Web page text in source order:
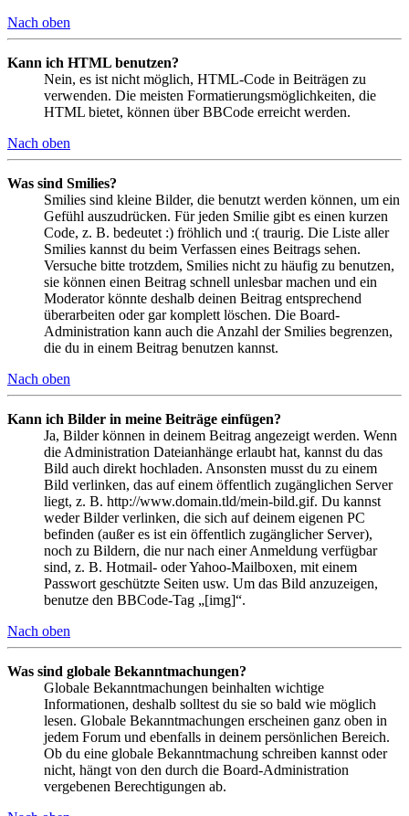
Nach oben
Kann ich HTML benutzen?
Nein, es ist nicht möglich, HTML-Code in Beiträgen zu
verwenden. Die meisten Formatierungsmöglichkeiten, die
HTML bietet, können über BBCode erreicht werden.
Nach oben
Was sind Smilies?
Smilies sind kleine Bilder, die benutzt werden können, um ein
Gefühl auszudrücken. Für jeden Smilie gibt es einen kurzen
Code, z. B. bedeutet :) fröhlich und :( traurig. Die Liste aller
Smilies kannst du beim Verfassen eines Beitrags sehen.
Versuche bitte trotzdem, Smilies nicht zu häufig zu benutzen,
sie können einen Beitrag schnell unlesbar machen und ein
Moderator könnte deshalb deinen Beitrag entsprechend
überarbeiten oder gar komplett löschen. Die Board-
Administration kann auch die Anzahl der Smilies begrenzen,
die du in einem Beitrag benutzen kannst.
Nach oben
Kann ich Bilder in meine Beiträge einfügen?
Ja, Bilder können in deinem Beitrag angezeigt werden. Wenn
die Administration Dateianhänge erlaubt hat, kannst du das
Bild auch direkt hochladen. Ansonsten musst du zu einem
Bild verlinken, das auf einem öffentlich zugänglichen Server
liegt, z. B. http://www.domain.tld/mein-bild.gif. Du kannst
weder Bilder verlinken, die sich auf deinem eigenen PC
befinden (außer es ist ein öffentlich zugänglicher Server),
noch zu Bildern, die nur nach einer Anmeldung verfügbar
sind, z. B. Hotmail- oder Yahoo-Mailboxen, mit einem
Passwort geschützte Seiten usw. Um das Bild anzuzeigen,
benutze den BBCode-Tag „[img]“.
Nach oben
Was sind globale Bekanntmachungen?
Globale Bekanntmachungen beinhalten wichtige
Informationen, deshalb solltest du sie so bald wie möglich
lesen. Globale Bekanntmachungen erscheinen ganz oben in
jedem Forum und ebenfalls in deinem persönlichen Bereich.
Ob du eine globale Bekanntmachung schreiben kannst oder
nicht, hängt von den durch die Board-Administration
vergebenen Berechtigungen ab.